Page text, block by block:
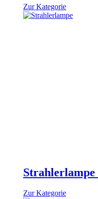
Zur Kategorie
Strahlerlampe
Zur Kategorie